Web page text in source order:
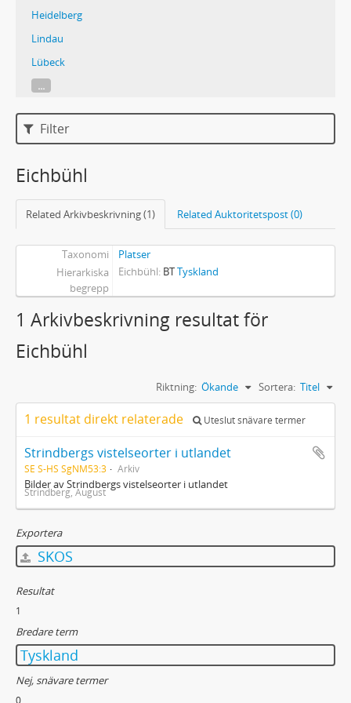
Heidelberg
Lindau
Lübeck
...
Filter
Eichbühl
Related Arkivbeskrivning (1) Related Auktoritetspost (0)
Taxonomi
Platser
Hierarkiska
begrepp
Eichbühl BTTyskland
1 Arkivbeskrivning resultat för
Eichbühl
Sortera: Titel
Riktning: Ökande
1 resultat direkt relaterade Uteslut snävare termer
Strindbergs vistelseorter i utlandet
SE S-HS SgNM53:3 Arkiv
Bilder av Strindbergs vistelseorter i utlandet
Strindberg, August
Exportera
SKOS
Resultat
1
Bredare term
Tyskland
Nej, snävare termer
0